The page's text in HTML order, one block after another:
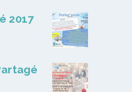
2017